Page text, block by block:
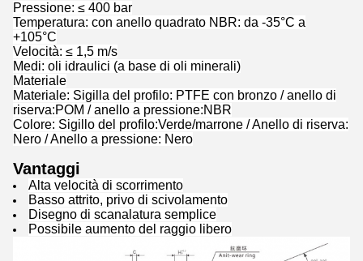
Pressione: ≤ 400 bar
Temperatura: con anello quadrato NBR: da -35°C a
+105°C
Velocità: ≤ 1,5 m/s
Medi: oli idraulici (a base di oli minerali)
Materiale
Materiale: Sigilla del profilo: PTFE con bronzo / anello di
riserva:POM / anello a pressione:NBR
Colore: Sigillo del profilo:Verde/marrone / Anello di riserva:
Nero / Anello a pressione: Nero
Vantaggi
Alta velocità di scorrimento
Basso attrito, privo di scivolamento
Disegno di scanalatura semplice
Possibile aumento del raggio libero